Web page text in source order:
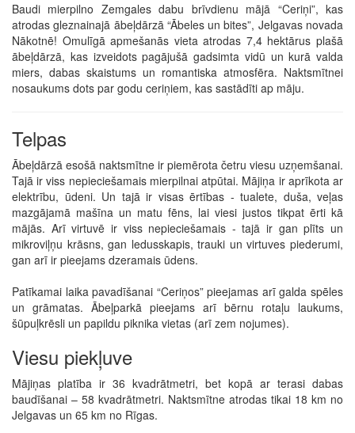
Baudi mierpilno Zemgales dabu brīvdienu mājā “Ceriņi”, kas
atrodas gleznainajā ābeļdārzā “Ābeles un bites”, Jelgavas novada
Nākotnē! Omulīgā apmešanās vieta atrodas 7,4 hektārus plašā
ābeļdārzā, kas izveidots pagājušā gadsimta vidū un kurā valda
miers, dabas skaistums un romantiska atmosfēra. Naktsmītnei
nosaukums dots par godu ceriņiem, kas sastādīti ap māju.
Telpas
Ābeļdārzā esošā naktsmītne ir piemērota četru viesu uzņemšanai.
Tajā ir viss nepieciešamais mierpilnai atpūtai. Mājiņa ir aprīkota ar
elektrību, ūdeni. Un tajā ir visas ērtības - tualete, duša, veļas
mazgājamā mašīna un matu fēns, lai viesi justos tikpat ērti kā
mājās. Arī virtuvē ir viss nepieciešamais - tajā ir gan plīts un
mikroviļņu krāsns, gan ledusskapis, trauki un virtuves piederumi,
gan arī ir pieejams dzeramais ūdens.
Patīkamai laika pavadīšanai “Ceriņos” pieejamas arī galda spēles
un grāmatas. Ābeļparkā pieejams arī bērnu rotaļu laukums,
šūpuļkrēsli un papildu piknika vietas (arī zem nojumes).
Viesu piekļuve
Mājiņas platība ir 36 kvadrātmetri, bet kopā ar terasi dabas
baudīšanai – 58 kvadrātmetri. Naktsmītne atrodas tikai 18 km no
Jelgavas un 65 km no Rīgas.